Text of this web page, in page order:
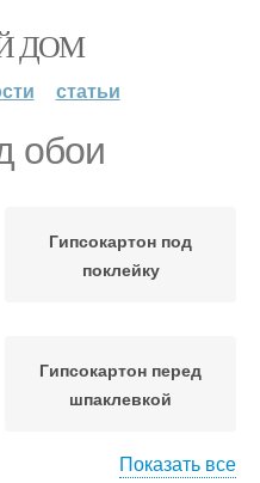
ДОМ
статьи
обои
Гипсокартон под
поклейку
Гипсокартон перед
шпаклевкой
Показать все